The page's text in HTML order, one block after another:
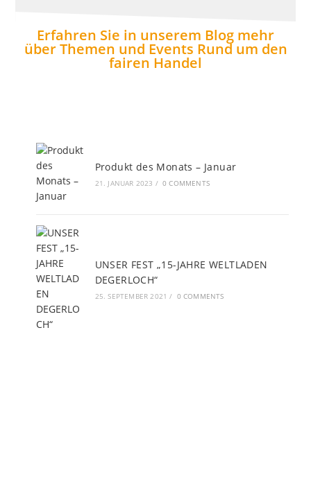
Erfahren Sie in unserem Blog mehr
über Themen und Events Rund um den
fairen Handel
Produkt des Monats – Januar
21. JANUAR 2023 / 0 COMMENTS
UNSER FEST „15-JAHRE WELTLADEN
DEGERLOCH“
25. SEPTEMBER 2021 / 0 COMMENTS